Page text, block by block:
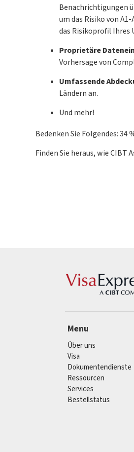
Benachrichtigungen
um das Risiko von
das Risikoprofil Ihres
Proprietäre
Vorhersage von
Umfassende
Ländern an.
Und mehr!
Bedenken Sie Folgendes:
Finden Sie heraus, wie
Menu
Über uns
Visa
Dokumentendienste
Ressourcen
Services
Bestellstatus